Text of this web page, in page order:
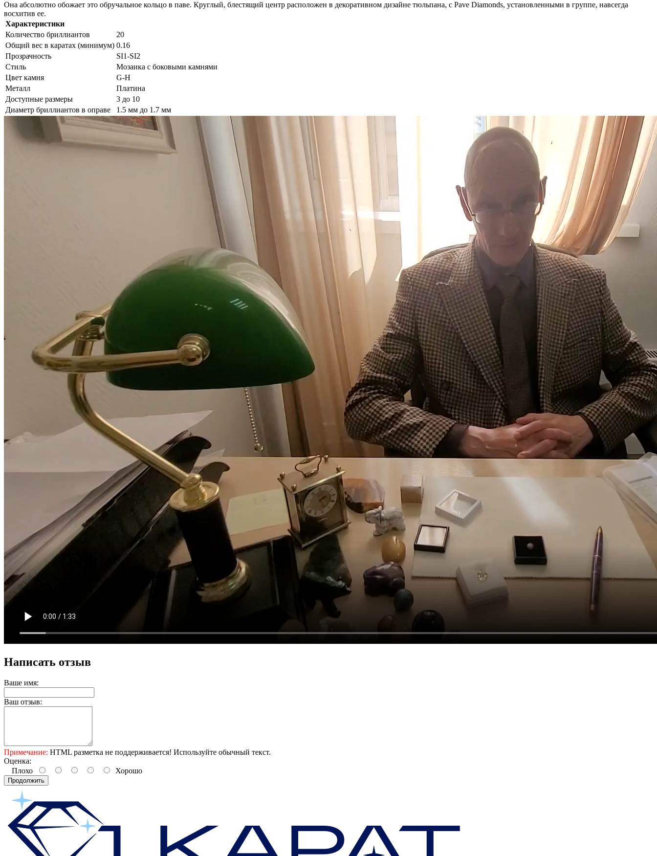
Она абсолютно обожает это обручальное кольцо в паве. Круглый, блестящий центр расположен в декоративном дизайне тюльпана, с Pave Diamonds, установленными в группе, навсегда
восхитив ее.
Характеристики
Количество бриллиантов
20
Общий вес в каратах (минимум) 0.16
Прозрачность
SI1-SI2
Стиль
Мозаика с боковыми камнями
Цвет камня
G-H
Металл
Платина
Доступные размеры
3 до 10
Диаметр бриллиантов в оправе
1.5 мм до 1.7 мм
Написать отзыв
Ваше имя:
Ваш отзыв:
Примечание: HTML разметка не поддерживается! Используйте обычный текст.
Оценка:
Плохо
Хорошо
Продолжить